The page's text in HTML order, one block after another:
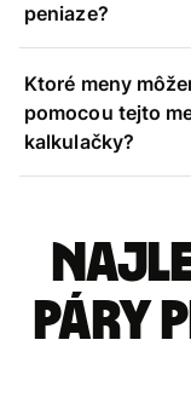
peniaze?
Ktoré meny
pomocou tejto
kalkulačky?
páry